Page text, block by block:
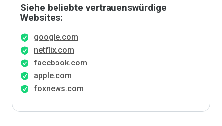
Siehe beliebte vertrauenswürdige
Websites:
google.com
netflix.com
facebook.com
apple.com
foxnews.com